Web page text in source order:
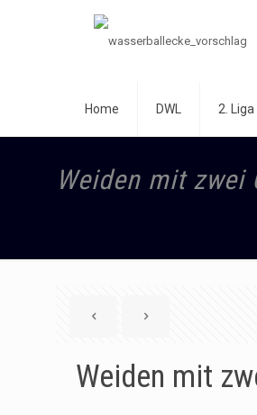
Home DWL 2. Liga
Weiden mit
Weiden mit